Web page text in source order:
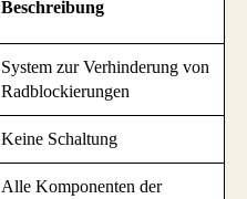
Beschreibung
System zur Verhinderung von
Radblockierungen
Keine Schaltung
Alle Komponenten der